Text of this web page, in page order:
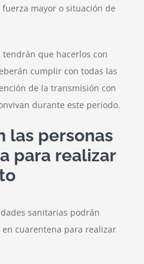
mayor o situación de
que hacerlos con
cumplir con todas las
de la transmisión con
durante este periodo.
las personas
para realizar
sanitarias podrán
cuarentena para realizar